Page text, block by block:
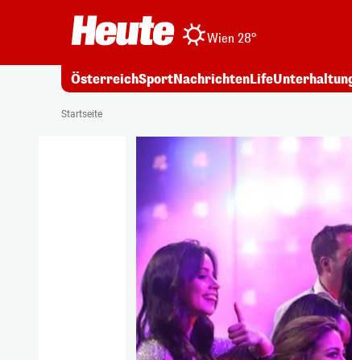
Wien 28°
ÖsterreichSportNachrichtenLife
Startseite